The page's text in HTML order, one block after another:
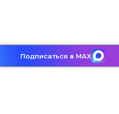
Подписаться в MAX